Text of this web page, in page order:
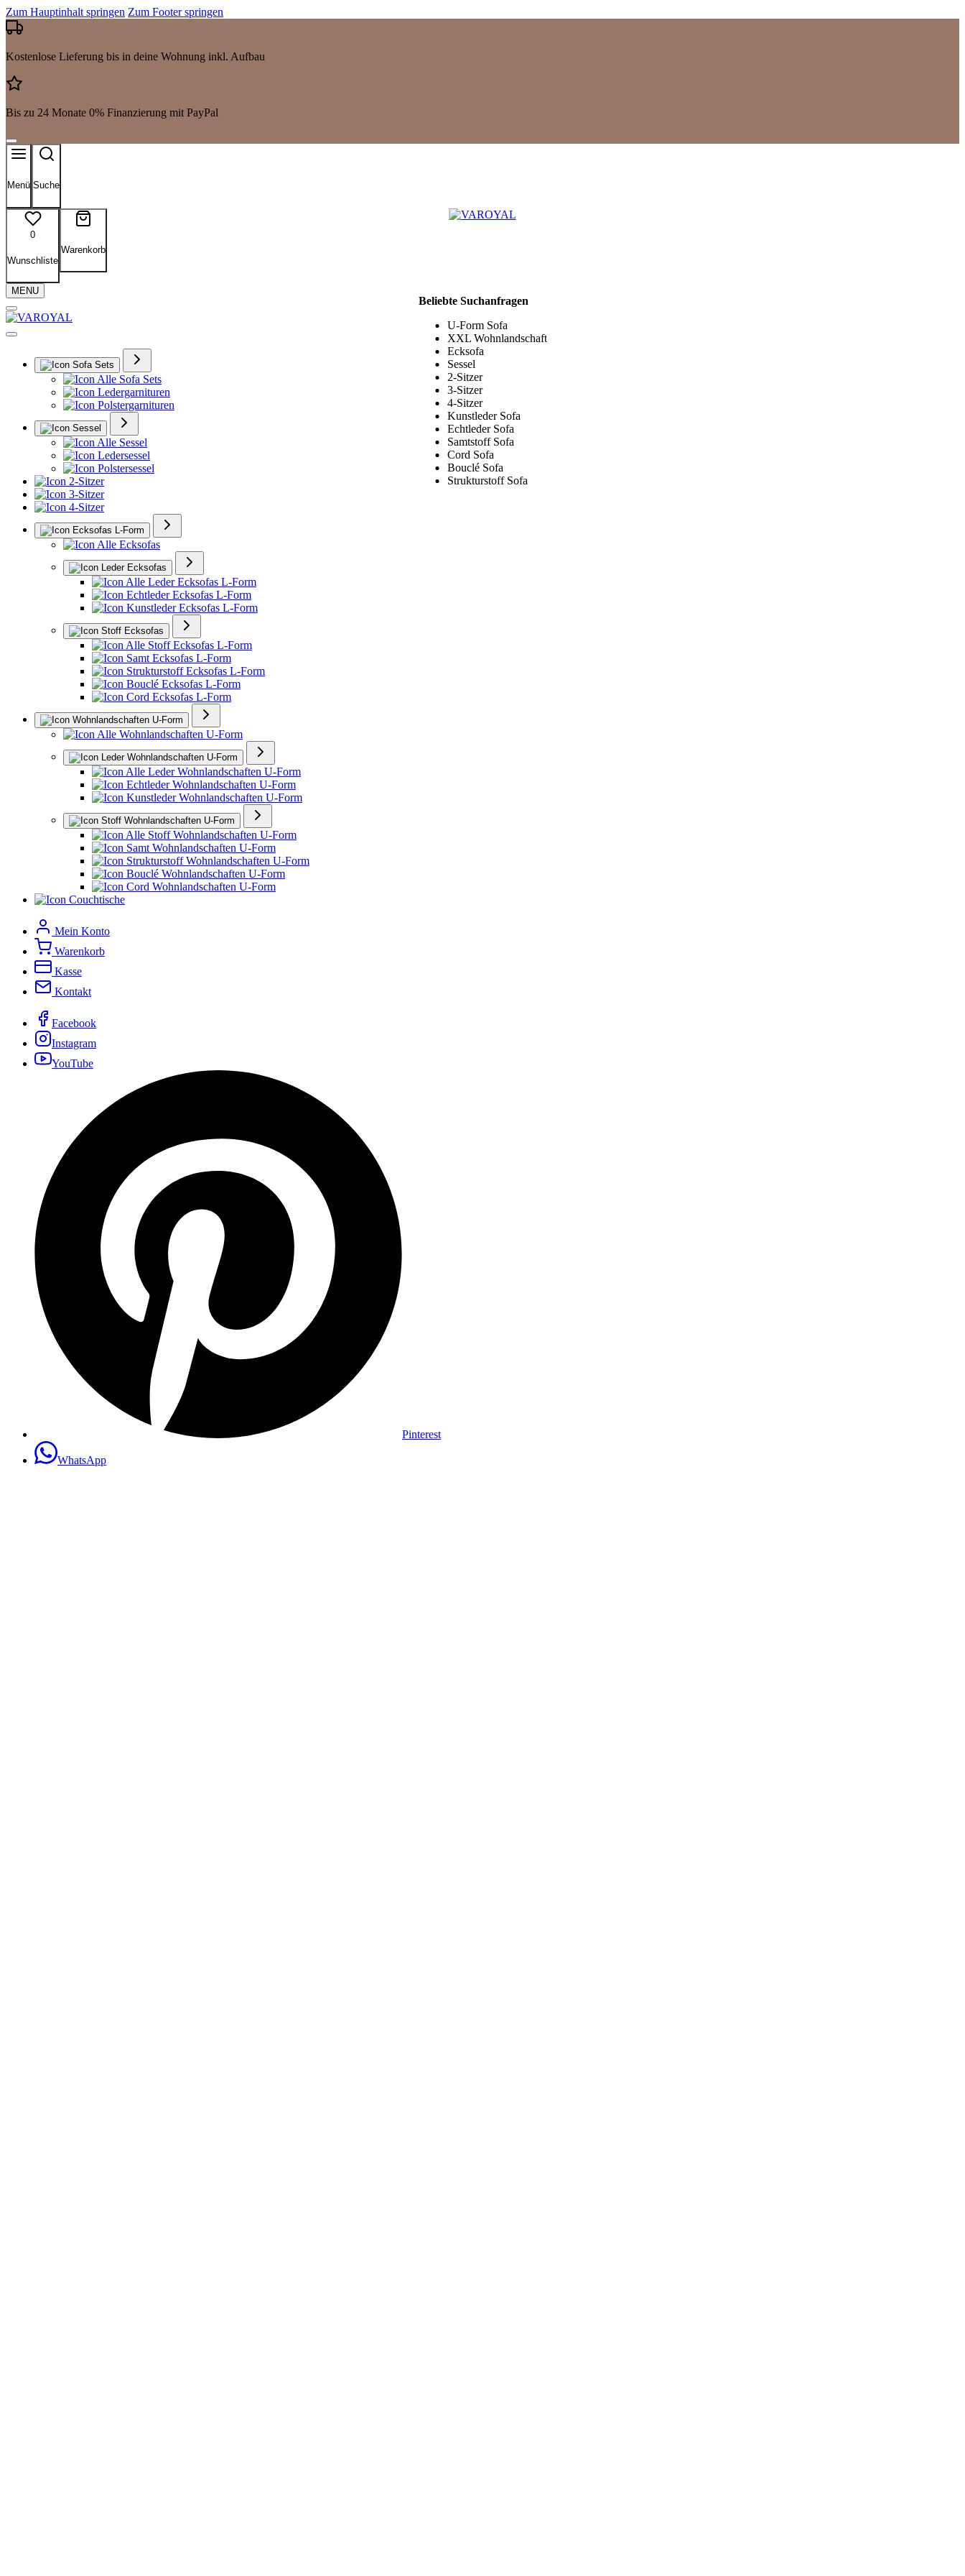
Zum Hauptinhalt springen Zum Footer springen
Kostenlose Lieferung bis in deine Wohnung inkl. Aufbau
Bis zu 24 Monate 0% Finanzierung mit PayPal
Menü Suche
0
Wunschliste
Warenkorb
Beliebte Suchanfragen
U-Form Sofa
XXL Wohnlandschaft
Ecksofa
Sessel
2-Sitzer
3-Sitzer
4-Sitzer
Kunstleder Sofa
Echtleder Sofa
Samtstoff Sofa
Cord Sofa
Bouclé Sofa
Strukturstoff Sofa
Suchergebnisse
MENU
Sofa Sets
Alle Sofa Sets
Ledergarnituren
Polstergarnituren
Sessel
Alle Sessel
Ledersessel
Polstersessel
2-Sitzer
3-Sitzer
4-Sitzer
Ecksofas L-Form
Alle Ecksofas
Leder Ecksofas
Alle Leder Ecksofas L-Form
Echtleder Ecksofas L-Form
Kunstleder Ecksofas L-Form
Stoff Ecksofas
Alle Stoff Ecksofas L-Form
Samt Ecksofas L-Form
Strukturstoff Ecksofas L-Form
Bouclé Ecksofas L-Form
Cord Ecksofas L-Form
Wohnlandschaften U-Form
Alle Wohnlandschaften U-Form
Leder Wohnlandschaften U-Form
Alle Leder Wohnlandschaften U-Form
Echtleder Wohnlandschaften U-Form
Kunstleder Wohnlandschaften U-Form
Stoff Wohnlandschaften U-Form
Alle Stoff Wohnlandschaften U-Form
Samt Wohnlandschaften U-Form
Strukturstoff Wohnlandschaften U-Form
Bouclé Wohnlandschaften U-Form
Cord Wohnlandschaften U-Form
Couchtische
Mein Konto
Warenkorb
Kasse
Kontakt
Facebook
Instagram
YouTube
Pinterest
WhatsApp